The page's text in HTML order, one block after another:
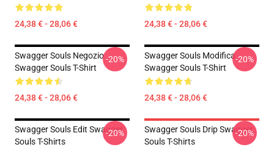
24,38 € - 28,06 € 24,38 € - 28,06 €
Swagger Souls Negozio
Swagger Souls T-Shirt
24,38 € - 28,06 €
-20%
Swagger Souls Modifica
Swagger Souls T-Shirt
24,38 € - 28,06 €
-20%
Swagger Souls Edit Swagger
Souls T-Shirts
-20%
Swagger Souls Drip Swagger
Souls T-Shirts
-20%